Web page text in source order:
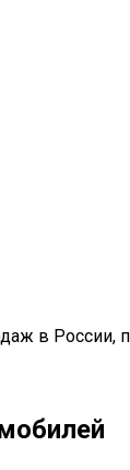
в России,